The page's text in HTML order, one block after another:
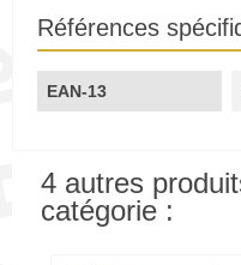
Références
EAN-13
4 autres
catégorie :